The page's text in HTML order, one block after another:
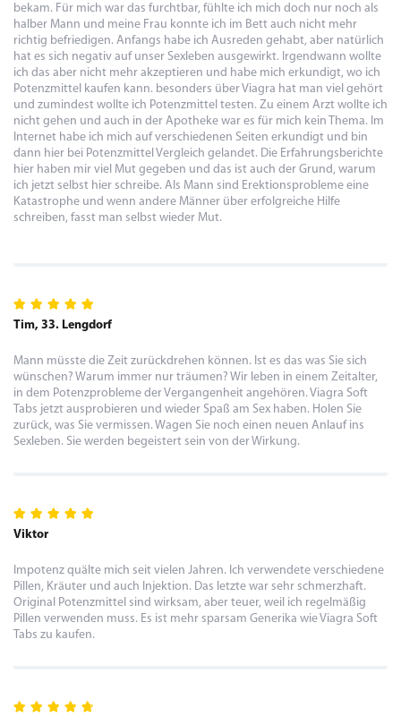
bekam. Für mich war das furchtbar, fühlte ich mich doch nur noch als
halber Mann und meine Frau konnte ich im Bett auch nicht mehr
richtig befriedigen. Anfangs habe ich Ausreden gehabt, aber natürlich
hat es sich negativ auf unser Sexleben ausgewirkt. Irgendwann wollte
ich das aber nicht mehr akzeptieren und habe mich erkundigt, wo ich
Potenzmittel kaufen kann. besonders über Viagra hat man viel gehört
und zumindest wollte ich Potenzmittel testen. Zu einem Arzt wollte ich
nicht gehen und auch in der Apotheke war es für mich kein Thema. Im
Internet habe ich mich auf verschiedenen Seiten erkundigt und bin
dann hier bei Potenzmittel Vergleich gelandet. Die Erfahrungsberichte
hier haben mir viel Mut gegeben und das ist auch der Grund, warum
ich jetzt selbst hier schreibe. Als Mann sind Erektionsprobleme eine
Katastrophe und wenn andere Männer über erfolgreiche Hilfe
schreiben, fasst man selbst wieder Mut.
Tim, 33. Lengdorf
Mann müsste die Zeit zurückdrehen können. Ist es das was Sie sich
wünschen? Warum immer nur träumen? Wir leben in einem Zeitalter,
in dem Potenzprobleme der Vergangenheit angehören. Viagra Soft
Tabs jetzt ausprobieren und wieder Spaß am Sex haben. Holen Sie
zurück, was Sie vermissen. Wagen Sie noch einen neuen Anlauf ins
Sexleben. Sie werden begeistert sein von der Wirkung.
Viktor
Impotenz quälte mich seit vielen Jahren. Ich verwendete verschiedene
Pillen, Kräuter und auch Injektion. Das letzte war sehr schmerzhaft.
Original Potenzmittel sind wirksam, aber teuer, weil ich regelmäßig
Pillen verwenden muss. Es ist mehr sparsam Generika wie Viagra Soft
Tabs zu kaufen.